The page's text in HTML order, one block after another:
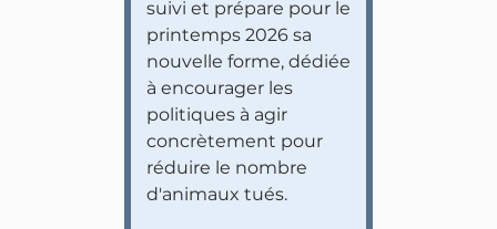
suivi et prépare pour le
printemps 2026 sa
nouvelle forme, dédiée
à encourager les
politiques à agir
concrètement pour
réduire le nombre
d'animaux tués.